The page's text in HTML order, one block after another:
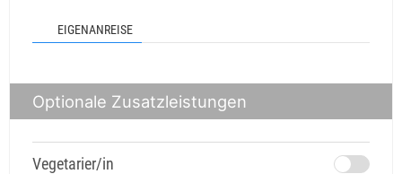
EIGENANREISE
Optionale Zusatzleistungen
Vegetarier/in